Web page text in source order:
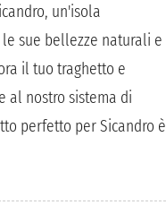
un'isola
sue bellezze naturali e
il tuo traghetto e
al nostro sistema di
perfetto per Sicandro è